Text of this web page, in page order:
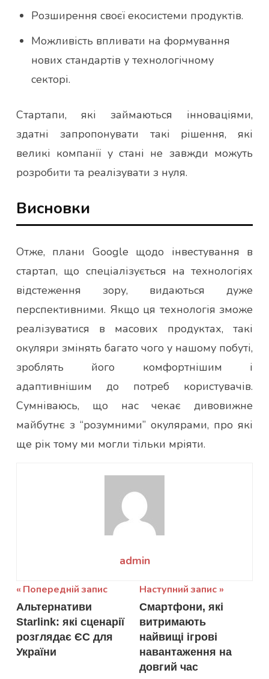
Розширення своєї екосистеми продуктів.
Можливість впливати на формування
нових стандартів у технологічному
секторі.
Стартапи, які займаються інноваціями,
здатні запропонувати такі рішення, які
великі компанії у стані не завжди можуть
розробити та реалізувати з нуля.
Висновки
Отже, плани Google щодо інвестування в
стартап, що спеціалізується на технологіях
відстеження зору, видаються дуже
перспективними. Якщо ця технологія зможе
реалізуватися в масових продуктах, такі
окуляри змінять багато чого у нашому побуті,
зроблять його комфортнішим і
адаптивнішим до потреб користувачів.
Сумніваюсь, що нас чекає дивовижне
майбутнє з “розумними” окулярами, про які
ще рік тому ми могли тільки мріяти.
admin
Навігація
записів
Попередній запис
Альтернативи
Starlink: які сценарії
розглядає ЄС для
України
Наступний запис
Смартфони, які
витримають
найвищі ігрові
навантаження на
довгий час